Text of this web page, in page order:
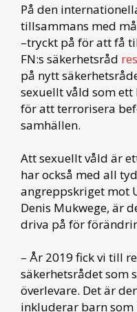
På den
tillsammans med
–tryckt på för att få
FN:s säkerhetsråd
på nytt
sexuellt våld som ett
för att terrorisera
samhällen.
Att sexuellt våld är
har också med all
angreppskriget mot
Denis Mukwege, är
driva på för
– År 2019 fick vi till
säkerhetsrådet som
överlevare. Det är
inkluderar barn